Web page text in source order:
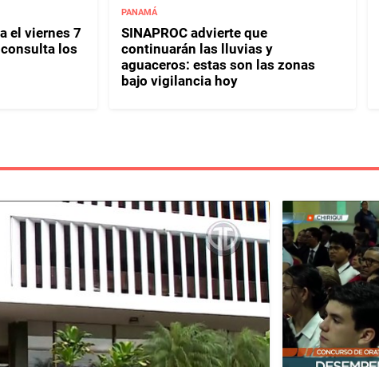
el viernes 7
los
PANAMÁ
SINAPROC advierte que
continuarán las lluvias y
aguaceros: estas son las zonas
bajo vigilancia hoy